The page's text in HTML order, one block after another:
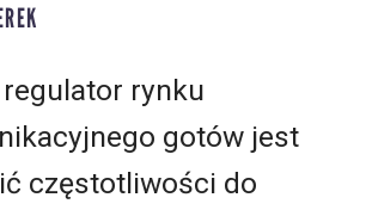
rynku
gotów jest
częstotliwości do